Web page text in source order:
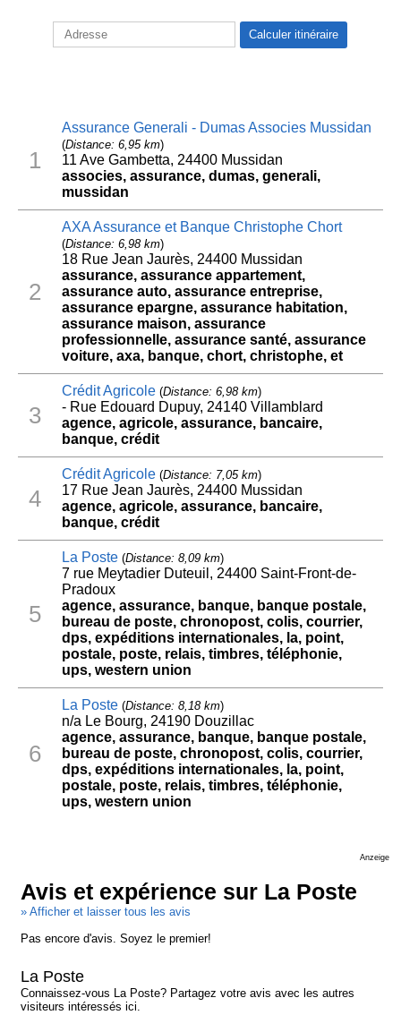
1
Assurance Generali - Dumas Associes Mussidan
(Distance: 6,95 km)
11 Ave Gambetta, 24400 Mussidan
associes, assurance, dumas, generali,
mussidan
2
AXA Assurance et Banque Christophe Chort
(Distance: 6,98 km)
18 Rue Jean Jaurès, 24400 Mussidan
assurance, assurance appartement,
assurance auto, assurance entreprise,
assurance epargne, assurance habitation,
assurance maison, assurance
professionnelle, assurance santé, assurance
voiture, axa, banque, chort, christophe, et
3
Crédit Agricole(Distance: 6,98 km)
- Rue Edouard Dupuy, 24140 Villamblard
agence, agricole, assurance, bancaire,
banque, crédit
4
Crédit Agricole(Distance: 7,05 km)
17 Rue Jean Jaurès, 24400 Mussidan
agence, agricole, assurance, bancaire,
banque, crédit
5
La Poste(Distance: 8,09 km)
7 rue Meytadier Duteuil, 24400 Saint-Front-de-
Pradoux
agence, assurance, banque, banque postale,
bureau de poste, chronopost, colis, courrier,
dps, expéditions internationales, la, point,
postale, poste, relais, timbres, téléphonie,
ups, western union
6
La Poste(Distance: 8,18 km)
n/a Le Bourg, 24190 Douzillac
agence, assurance, banque, banque postale,
bureau de poste, chronopost, colis, courrier,
dps, expéditions internationales, la, point,
postale, poste, relais, timbres, téléphonie,
ups, western union
Anzeige
Avis et expérience sur La Poste
» Afficher et laisser tous les avis
Pas encore d'avis. Soyez le premier!
La Poste
Connaissez-vous La Poste? Partagez votre avis avec les autres
visiteurs intéressés ici.